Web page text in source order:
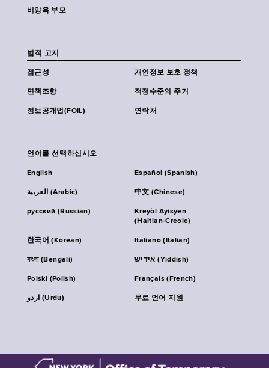
비양육 부모
법적 고지
접근성 개인정보 보호 정책
면책조항 적정수준의 주거
정보공개법(FOIL) 연락처
언어를 선택하십시오
English Español (Spanish)
العربية (Arabic) 中文 (Chinese)
русский (Russian)
Kreyòl Ayisyen
(Haitian-Creole)
한국어 (Korean) Italiano (Italian)
বাংলা (Bengali) אידיש (Yiddish)
Polski (Polish) Français (French)
اردو (Urdu) 무료 언어 지원